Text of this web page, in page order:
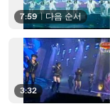
7:59 | 다음 순서
3:32